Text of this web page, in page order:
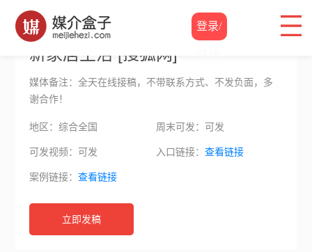
登录/
自媒体价格 / 新家居生活
新家居生活 [搜狐网]
媒体备注：全天在线接稿，不带联系方式、不发负面，多
谢合作！
地区：综合全国 周末可发：可发
可发视频：可发 入口链接： 查看链接
案例链接：查看链接
立即发稿